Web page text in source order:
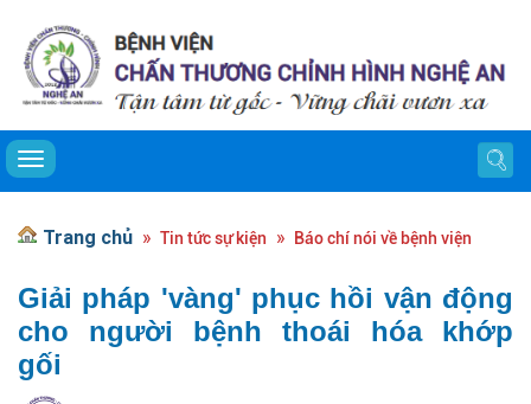
Toggle navigation
Trang chủ Tin tức sự kiện Báo chí nói về bệnh viện
Giải pháp 'vàng' phục hồi vận động
cho người bệnh thoái hóa khớp
gối